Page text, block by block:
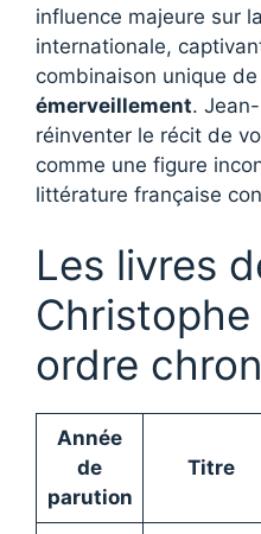
influence majeure sur
internationale,
combinaison unique de
émerveillement.
réinventer le récit de
comme une figure
littérature française
Les livres
ordre
Année
de
parution
Titre